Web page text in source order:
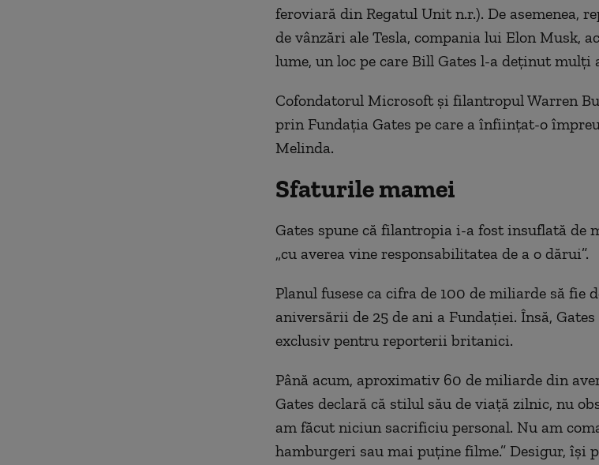
feroviară din Regatul Unit n.r.). De asemenea,
de vânzări ale Tesla, compania lui Elon Musk,
lume, un loc pe care Bill Gates l-a deținut mulți
Cofondatorul Microsoft și filantropul Warren
prin Fundația Gates pe care a înființat-o
Melinda.
Sfaturile mamei
Gates spune că filantropia i-a fost insuflată de
„cu averea vine responsabilitatea de a o dărui”.
Planul fusese ca cifra de 100 de miliarde să fie
aniversării de 25 de ani a Fundației. Însă, Gates
exclusiv pentru reporterii britanici.
Până acum, aproximativ 60 de miliarde din
Gates declară că stilul său de viață zilnic, nu
am făcut niciun sacrificiu personal. Nu am
hamburgeri sau mai puține filme.” Desigur, își